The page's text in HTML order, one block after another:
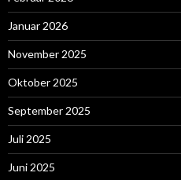
Januar 2026
November 2025
Oktober 2025
September 2025
Juli 2025
Juni 2025